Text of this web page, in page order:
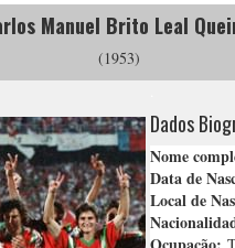
Manuel Brito Leal
(1953)
Dados
Nome
Data de
Local de